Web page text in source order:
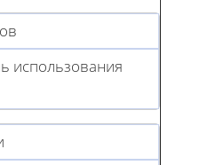
использования